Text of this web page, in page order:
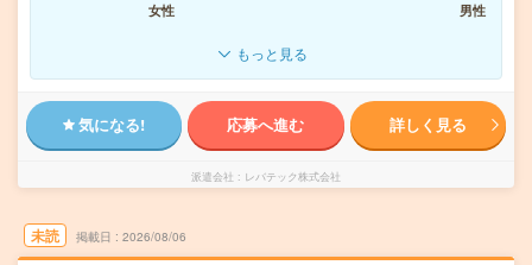
女性
男性
もっと見る
気になる! 応募へ進む 詳しく見る
派遣会社 レバテック株式会社
未読 掲載日 2026/08/06